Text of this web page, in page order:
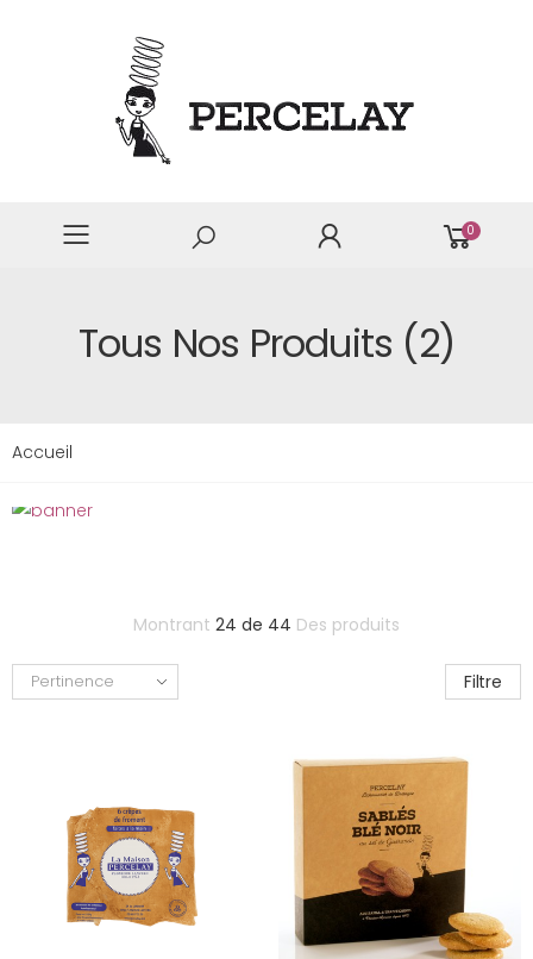
0
Tous Nos Produits (2)
Accueil
Montrant 24 de 44 Des produits
Pertinence Filtre